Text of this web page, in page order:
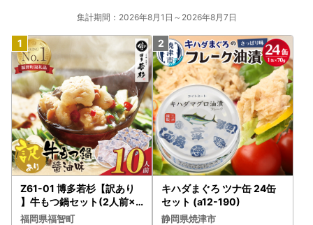
集計期間：2026年8月1日～2026年8月7日
Z61-01 博多若杉【訳あり
】牛もつ鍋セット(2人前×5
) 10人前 もつ鍋
福岡県福智町
キハダまぐろ ツナ缶 24缶
セット (a12-190)
静岡県焼津市